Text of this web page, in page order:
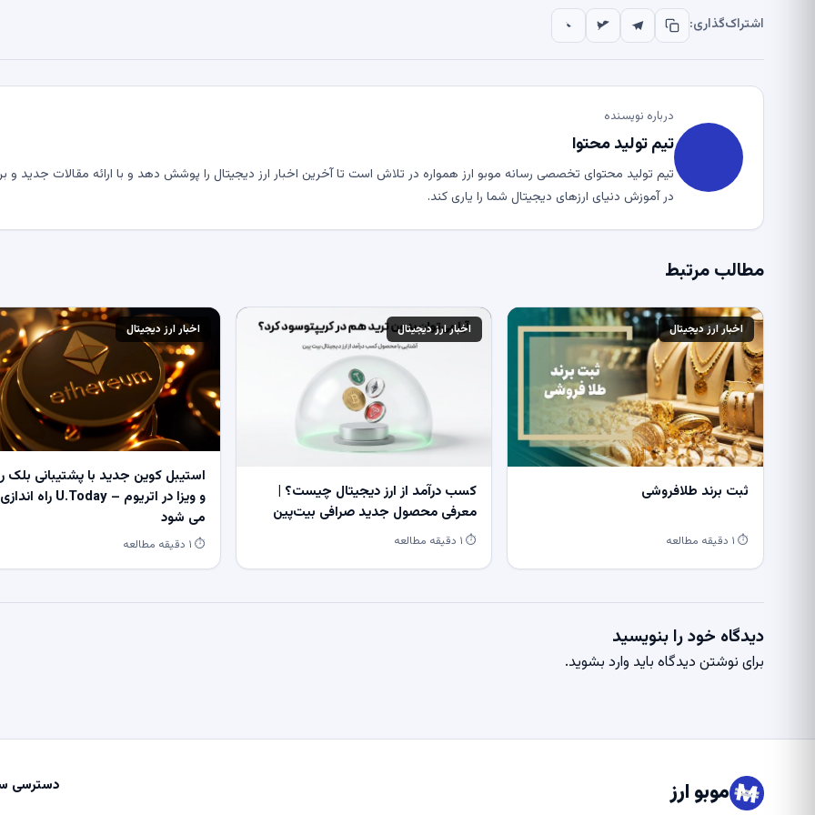
اشتراک‌گذاری:
درباره نویسنده
تیم تولید محتوا
تیم تولید محتوای تخصصی رسانه موبو ارز همواره در تلاش است تا آخرین اخبار ارز دیجیتال را پوشش دهد و با ارائه مقالات جدید و
در آموزش دنیای ارزهای دیجیتال شما را یاری کند.
مطالب مرتبط
اخبار ارز دیجیتال
ثبت برند طلافروشی
⏱ ۱ دقیقه مطالعه
اخبار ارز دیجیتال
کسب درآمد از ارز دیجیتال چیست؟ |
معرفی محصول جدید صرافی بیت‌پین
⏱ ۱ دقیقه مطالعه
اخبار ارز دیجیتال
استیبل کوین جدید با پشتیبانی بلک
و ویزا در اتریوم – U.Today راه اندازی
می شود
⏱ ۱ دقیقه مطالعه
دیدگاه خود را بنویسید
برای نوشتن دیدگاه باید وارد بشوید.
موبو ارز دسترسی